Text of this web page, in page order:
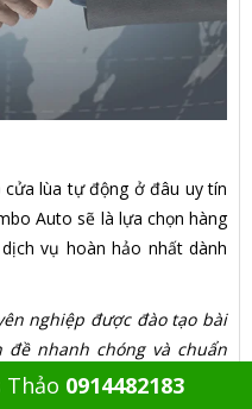
cửa lùa tự động ở đâu uy tín
Auto sẽ là lựa chọn hàng
vụ hoàn hảo nhất dành
nghiệp được đào tạo bài
nhanh chóng và chuẩn
Thảo 0914482183